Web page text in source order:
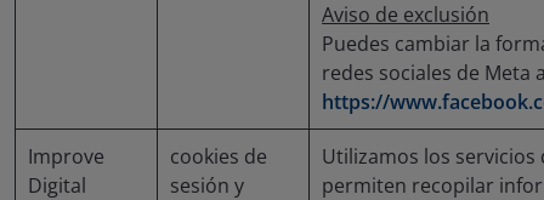
Aviso de exclusión
Puedes cambiar la
redes sociales de Meta
https://
Improve
Digital
cookies de
sesión y
Utilizamos los
permiten recopilar